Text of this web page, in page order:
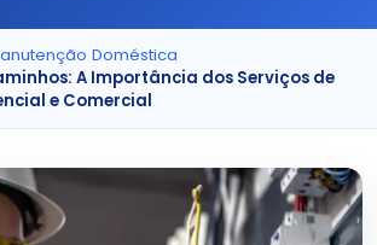
Doméstica
A Importância dos Serviços de
e Comercial